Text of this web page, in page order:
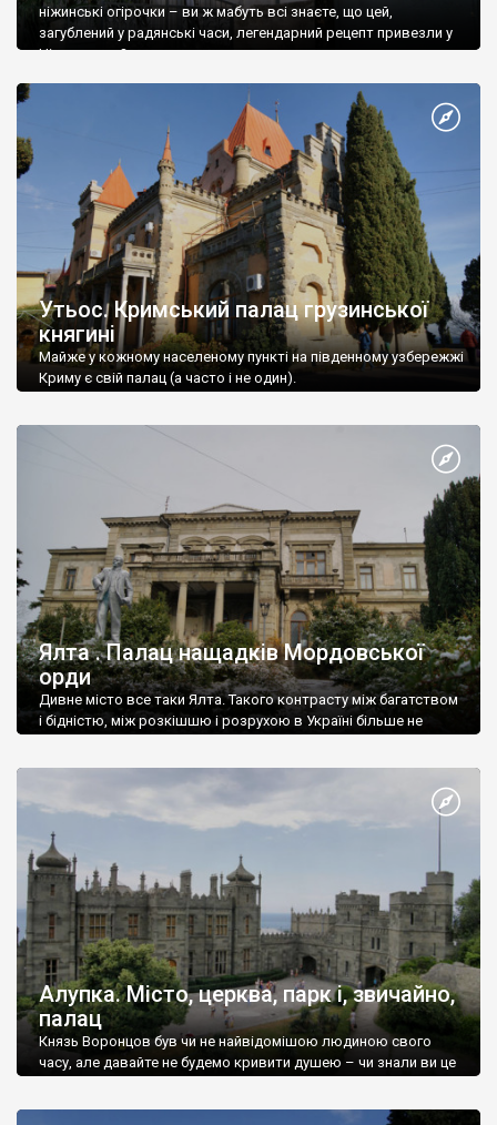
ніжинські огірочки – ви ж мабуть всі знаєте, що цей,
загублений у радянські часи, легендарний рецепт привезли у
Ніжин греки?
Утьос. Кримський палац грузинської
княгині
Майже у кожному населеному пункті на південному узбережжі
Криму є свій палац (а часто і не один).
Ялта . Палац нащадків Мордовської
орди
Дивне місто все таки Ялта. Такого контрасту між багатством
і бідністю, між розкішшю і розрухою в Україні більше не
Алупка. Місто, церква, парк і, звичайно,
палац
Князь Воронцов був чи не найвідомішою людиною свого
часу, але давайте не будемо кривити душею – чи знали ви це